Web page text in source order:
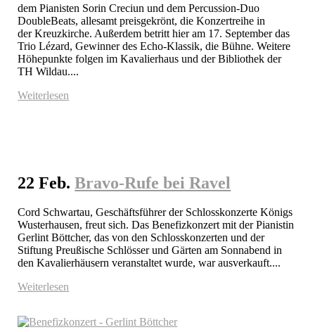
dem Pianisten Sorin Creciun und dem Percussion-Duo
DoubleBeats, allesamt preisgekrönt, die Konzertreihe in
der Kreuzkirche. Außerdem betritt hier am 17. September das
Trio Lézard, Gewinner des Echo-Klassik, die Bühne. Weitere
Höhepunkte folgen im Kavalierhaus und der Bibliothek der
TH Wildau....
Weiterlesen
22 Feb. Bravo-Rufe bei Ravel
Cord Schwartau, Geschäftsführer der Schlosskonzerte Königs
Wusterhausen, freut sich. Das Benefizkonzert mit der Pianistin
Gerlint Böttcher, das von den Schlosskonzerten und der
Stiftung Preußische Schlösser und Gärten am Sonnabend in
den Kavalierhäusern veranstaltet wurde, war ausverkauft....
Weiterlesen